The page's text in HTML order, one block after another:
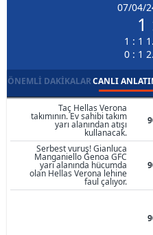
07/04/
1
1 : 1
0 : 1
ÖNEMLI DAKIKALARCANLI
Taç Hellas Verona
takımının. Ev sahibi takım
yarı alanından atışı
kullanacak.
Serbest vuruş! Gianluca
Manganiello Genoa GFC
yarı alanında hücumda
olan Hellas Verona lehine
faul çalıyor.